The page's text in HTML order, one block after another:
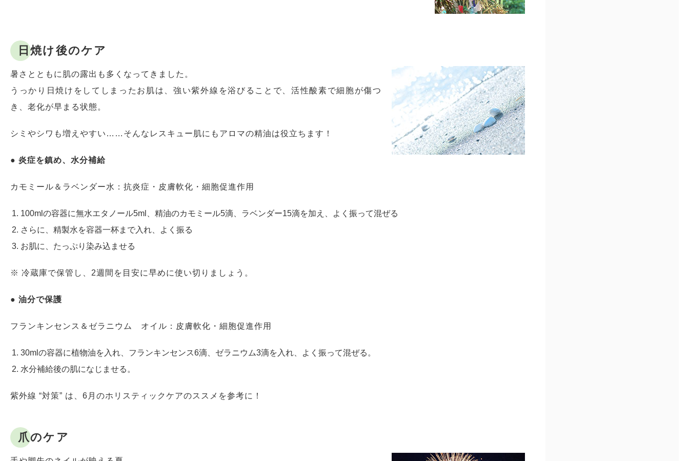
日焼け後のケア
暑さとともに肌の露出も多くなってきました。
うっかり日焼けをしてしまったお肌は、強い紫外線を浴びることで、活性酸素で細胞が傷つ
き、老化が早まる状態。
シミやシワも増えやすい……そんなレスキュー肌にもアロマの精油は役立ちます！
● 炎症を鎮め、水分補給
カモミール＆ラベンダー水：抗炎症・皮膚軟化・細胞促進作用
100mlの容器に無水エタノール5ml、精油のカモミール5滴、ラベンダー15滴を加え、よく振って混ぜる
さらに、精製水を容器一杯まで入れ、よく振る
お肌に、たっぷり染み込ませる
※ 冷蔵庫で保管し、2週間を目安に早めに使い切りましょう。
● 油分で保護
フランキンセンス＆ゼラニウム オイル：皮膚軟化・細胞促進作用
30mlの容器に植物油を入れ、フランキンセンス6滴、ゼラニウム3滴を入れ、よく振って混ぜる。
水分補給後の肌になじませる。
紫外線 “対策” は、6月のホリスティックケアのススメを参考に！
爪のケア